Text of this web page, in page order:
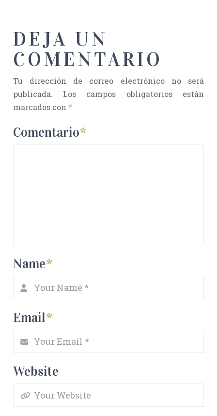
DEJA UN
COMENTARIO
Tu dirección de correo electrónico no será
publicada.
Los campos obligatorios están
marcados con *
Comentario*
Name*
Email*
Website